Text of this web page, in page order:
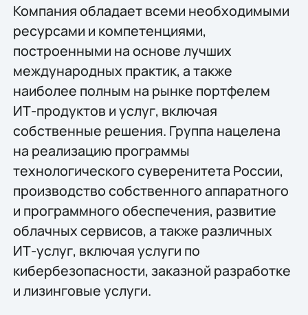
Компания обладает всеми необходимыми
ресурсами и компетенциями,
построенными на основе лучших
международных практик, а также
наиболее полным на рынке портфелем
ИТ-продуктов и услуг, включая
собственные решения. Группа нацелена
на реализацию программы
технологического суверенитета России,
производство собственного аппаратного
и программного обеспечения, развитие
облачных сервисов, а также различных
ИТ-услуг, включая услуги по
кибербезопасности, заказной разработке
и лизинговые услуги.